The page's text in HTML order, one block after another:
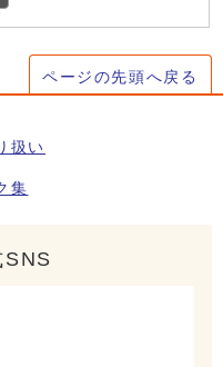
ページの先頭へ戻る
扱い
集
SNS